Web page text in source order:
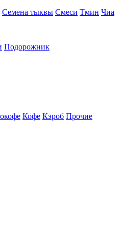
Семена тыквы Смеси Тмин Чиа
Подорожник
Кофе Кэроб Прочие